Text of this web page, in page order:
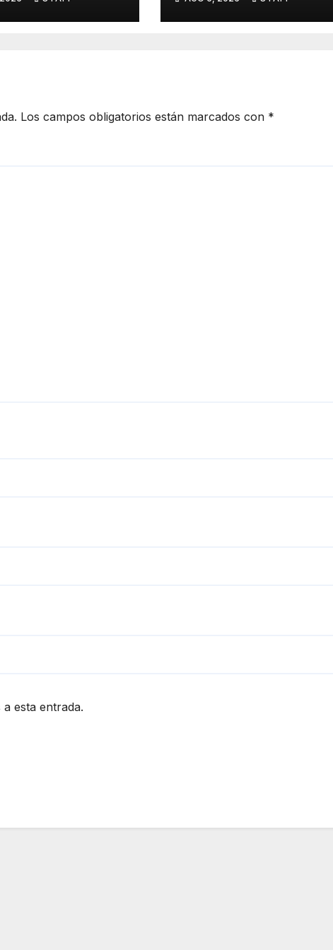
por
homicidios respecto
al punto más alto
Los campos obligatorios están marcados con *
esta entrada.